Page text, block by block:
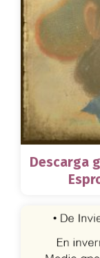
Descarga